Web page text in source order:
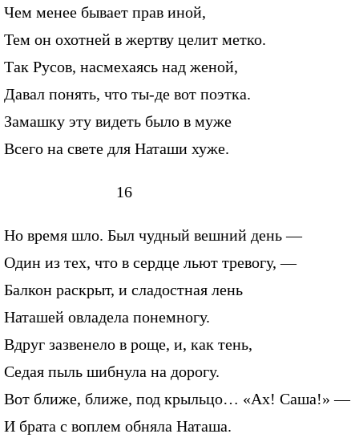
Чем менее бывает прав иной,
Тем он охотней в жертву целит метко.
Так Русов, насмехаясь над женой,
Давал понять, что ты-де вот поэтка.
Замашку эту видеть было в муже
Всего на свете для Наташи хуже.
16
Но время шло. Был чудный вешний день —
Один из тех, что в сердце льют тревогу, —
Балкон раскрыт, и сладостная лень
Наташей овладела понемногу.
Вдруг зазвенело в роще, и, как тень,
Седая пыль шибнула на дорогу.
Вот ближе, ближе, под крыльцо… «Ах! Саша!» —
И брата с воплем обняла Наташа.